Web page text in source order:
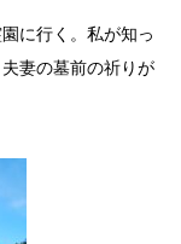
に行く。私が知っ
妻の墓前の祈りが